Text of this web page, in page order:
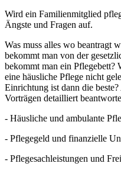
Wird ein Familienmitglied
Ängste und Fragen auf.
Was muss alles wo beantragt
bekommt man von der
bekommt man ein Pflegebett?
eine häusliche Pflege nicht
Einrichtung ist dann die
Vorträgen detailliert
- Häusliche und ambulante
- Pflegegeld und finanzielle
- Pflegesachleistungen und